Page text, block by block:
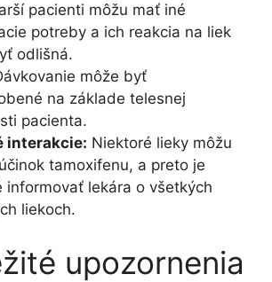
pacienti môžu mať iné
potreby a ich reakcia na liek
odlišná.
môže byť
na základe telesnej
pacienta.
interakcie: Niektoré lieky môžu
tamoxifenu, a preto je
informovať lekára o všetkých
liekoch.
upozornenia